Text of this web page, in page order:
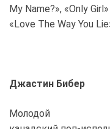
My Name?», «Only
«Love The Way You
Джастин Бибер
Молодой